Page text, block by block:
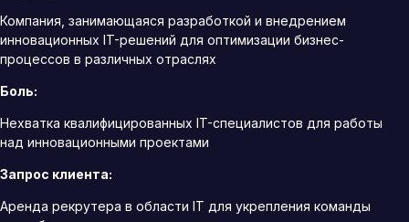
Компания, занимающаяся разработкой и внедрением
инновационных IT-решений для оптимизации бизнес-
процессов в различных отраслях
Боль:
Нехватка квалифицированных IT-специалистов для работы
над инновационными проектами
Запрос клиента:
Аренда рекрутера в области IT для укрепления команды